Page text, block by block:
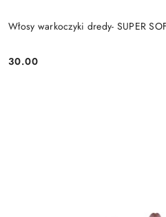
Włosy warkoczyki dredy- SUPER
Cena:
30.00